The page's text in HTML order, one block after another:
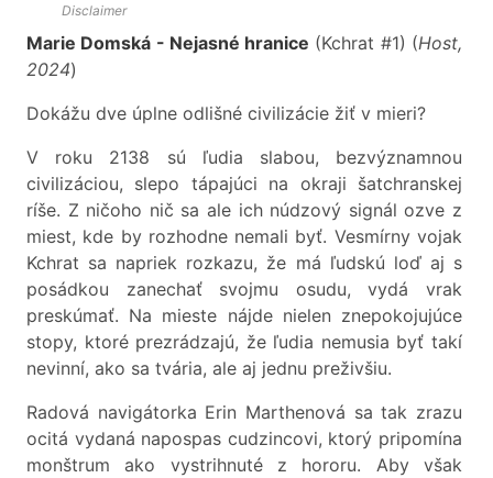
Disclaimer
Marie Domská - Nejasné hranice (Kchrat #1) (Host,
2024)
Dokážu dve úplne odlišné civilizácie žiť v mieri?
V roku 2138 sú ľudia slabou, bezvýznamnou
civilizáciou, slepo tápajúci na okraji šatchranskej
ríše. Z ničoho nič sa ale ich núdzový signál ozve z
miest, kde by rozhodne nemali byť. Vesmírny vojak
Kchrat sa napriek rozkazu, že má ľudskú loď aj s
posádkou zanechať svojmu osudu, vydá vrak
preskúmať. Na mieste nájde nielen znepokojujúce
stopy, ktoré prezrádzajú, že ľudia nemusia byť takí
nevinní, ako sa tvária, ale aj jednu preživšiu.
Radová navigátorka Erin Marthenová sa tak zrazu
ocitá vydaná napospas cudzincovi, ktorý pripomína
monštrum ako vystrihnuté z hororu. Aby však